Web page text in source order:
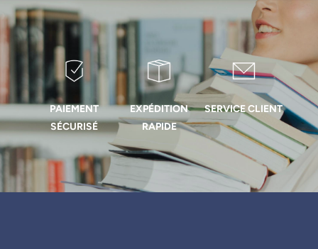
PAIEMENT
SÉCURISÉ
EXPÉDITION
RAPIDE
SERVICE CLIENT